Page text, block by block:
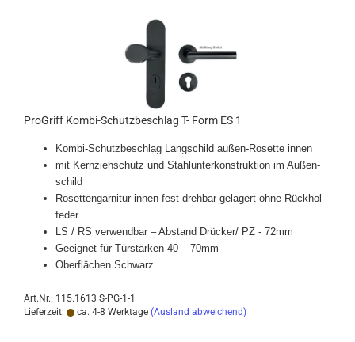
Pro­Griff Kombi-​​Schutz­be­schlag T- Form ES 1
Kombi-​Schutzbeschlag Lang­schild außen-​Rosette innen
mit Kern­zieh­schutz und Stahl­un­ter­kon­struk­ti­on im Au­ßen­
schild
Ro­set­ten­gar­ni­tur innen fest dreh­bar ge­la­gert ohne Rück­hol­
fe­der
LS / RS ver­wend­bar – Ab­stand Drü­cker/ PZ - 72mm
Ge­eig­net für Tür­stär­ken 40 – 70mm
Ober­flä­chen Schwarz
Art.Nr.: 115.1613 S-PG-1-1
Lieferzeit:
ca. 4-8 Werktage (Ausland abweichend)